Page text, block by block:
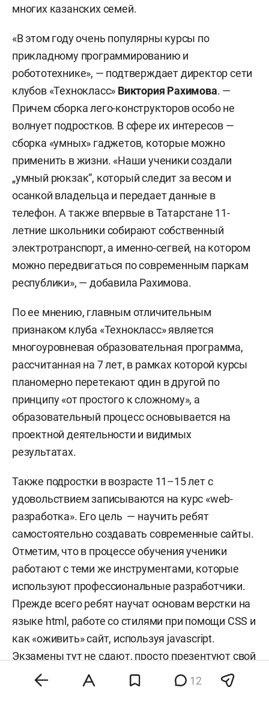
многих казанских семей.
«В этом году очень популярны курсы по
прикладному программированию и
робототехнике», — подтверждает директор сети
клубов «Технокласс» Виктория Рахимова. —
Причем сборка лего-конструкторов особо не
волнует подростков. В сфере их интересов —
сборка «умных» гаджетов, которые можно
применить в жизни. «Наши ученики создали
„умный рюкзак“, который следит за весом и
осанкой владельца и передает данные в
телефон. А также впервые в Татарстане 11-
летние школьники собирают собственный
электротранспорт, а именно-сегвей, на котором
можно передвигаться по современным паркам
республики», — добавила Рахимова.
По ее мнению, главным отличительным
признаком клуба «Технокласс» является
многоуровневая образовательная программа,
рассчитанная на 7 лет, в рамках которой курсы
планомерно перетекают один в другой по
принципу «от простого к сложному», а
образовательный процесс основывается на
проектной деятельности и видимых
результатах.
Также подростки в возрасте 11–15 лет с
удовольствием записываются на курс «web-
разработка». Его цель — научить ребят
самостоятельно создавать современные сайты.
Отметим, что в процессе обучения ученики
работают с теми же инструментами, которые
используют профессиональные разработчики.
Прежде всего ребят научат основам верстки на
языке html, работе со стилями при помощи CSS и
как «оживить» сайт, используя javascript.
Экзамены тут не сдают, просто презентуют свой
одностраничный сайт, который затем с
гордостью размещают в интернете под
12